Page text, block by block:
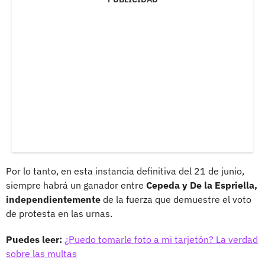
Por lo tanto, en esta instancia definitiva del 21 de junio,
siempre habrá un ganador entre Cepeda y De la Espriella,
independientemente de la fuerza que demuestre el voto
de protesta en las urnas.
Puedes leer: ¿Puedo tomarle foto a mi tarjetón? La verdad
sobre las multas